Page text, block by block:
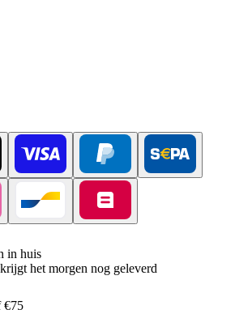
in huis
het morgen nog geleverd
€75